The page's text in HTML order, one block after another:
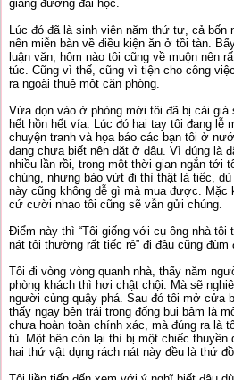
giảng đường đại học.
Lúc đó đã là sinh viên năm thứ tư, cả
nên miễn bàn về điều kiện ăn ở tồi tàn.
luận văn, hôm nào tôi cũng về muộn nên
túc. Cũng vì thế, cũng vì tiện cho công
ra ngoài thuê một căn phòng.
Vừa dọn vào ở phòng mới tôi đã bị cái giá
hết hồn hết vía. Lúc đó hai tay tôi đang lễ
chuyện tranh và họa báo các bạn tôi ở
đang chưa biết nên đặt ở đâu. Vì đúng là
nhiều lần rồi, trong một thời gian ngắn tới
chúng, nhưng bảo vứt đi thì thật là tiếc,
này cũng không dễ gì mà mua được.
cứ cười nhạo tôi cũng sẽ vẫn gửi chúng.
Điểm này thì “Tôi giống với cụ ông nhà tôi
nát tôi thường rất tiếc rẻ” đi đâu cũng đùm
Tôi đi vòng vòng quanh nhà, thấy năm
phòng khách thì hơi chật chội. Mà sẽ
người cùng quậy phá. Sau đó tôi mở cửa
thấy ngay bên trái trong đống bụi bậm là
chưa hoàn toàn chính xác, mà đúng ra là
tủ. Một bên còn lại thì bị một chiếc thuyền
hai thứ vật dụng rách nát này đều là thứ